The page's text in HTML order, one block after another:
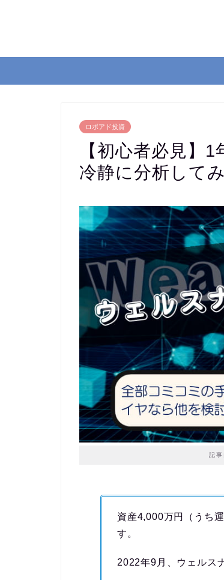
ロボアド投資
【初心者必見】
冷静に分析して
記
資産4,000万円（うち
す。
2022年9月、ウェルス